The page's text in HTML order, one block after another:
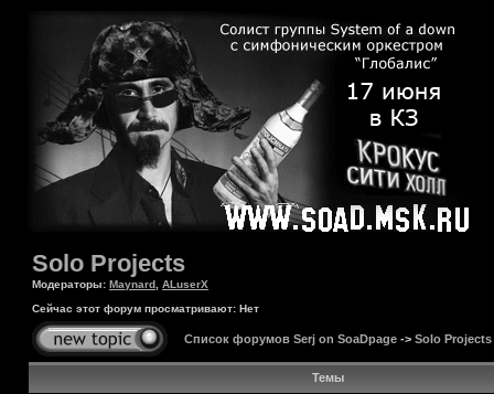
Solo Projects
Модераторы: Maynard ALuserX
Сейчас этот форум просматривают: Нет
Список форумов Serj on SoaDpage -> Solo Projects
Темы